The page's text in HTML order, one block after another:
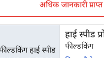
अधिक जानकारी
हाई स्पीड
फील्डकिंग